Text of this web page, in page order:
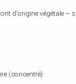
d‘origine végétale –
(concentré)